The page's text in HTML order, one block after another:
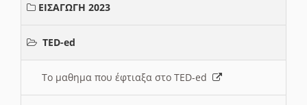
ΕΙΣΑΓΩΓΗ 2023
TED-ed
Το μαθημα που έφτιαξα στο TED-ed